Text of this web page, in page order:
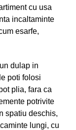
cu usa
incaltaminte
esarfe,
dulap in
poti folosi
plia, fara ca
potrivite
spatiu deschis,
lungi, cu